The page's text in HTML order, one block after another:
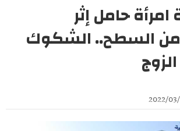
حامل إثر
السطح.. الشكوك